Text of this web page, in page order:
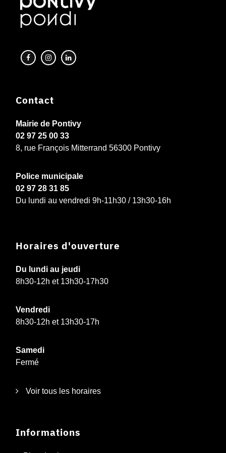
Contact
Mairie de Pontivy
02 97 25 00 33
8, rue François Mitterrand 56300 Pontivy
Police municipale
02 97 28 31 85
Du lundi au vendredi 9h-11h30 / 13h30-16h
Horaires d'ouverture
Du lundi au jeudi
8h30-12h et 13h30-17h30
Vendredi
8h30-12h et 13h30-17h
Samedi
Fermé
Voir tous les horaires
Informations